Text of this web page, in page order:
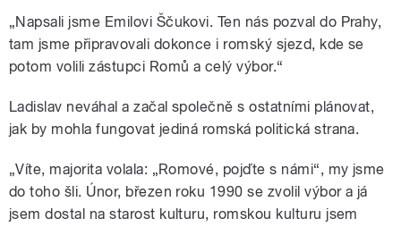
„Napsali jsme Emilovi Ščukovi. Ten nás pozval do Prahy,
tam jsme připravovali dokonce i romský sjezd, kde se
potom volili zástupci Romů a celý výbor.“
Ladislav neváhal a začal společně s ostatními plánovat,
jak by mohla fungovat jediná romská politická strana.
„Víte, majorita volala: „Romové, pojďte s námi“, my jsme
do toho šli. Únor, březen roku 1990 se zvolil výbor a já
jsem dostal na starost kulturu, romskou kulturu jsem